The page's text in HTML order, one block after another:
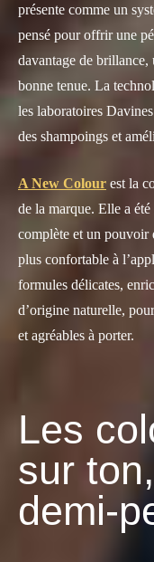
présente comme un
pensé pour offrir une
davantage de
bonne tenue. La
les laboratoires
des shampoings et
A New Colour est la
de la marque. Elle a
complète et un pouvoir
plus confortable à
formules délicates,
d’origine naturelle,
et agréables à porter.
Les
sur
demi-